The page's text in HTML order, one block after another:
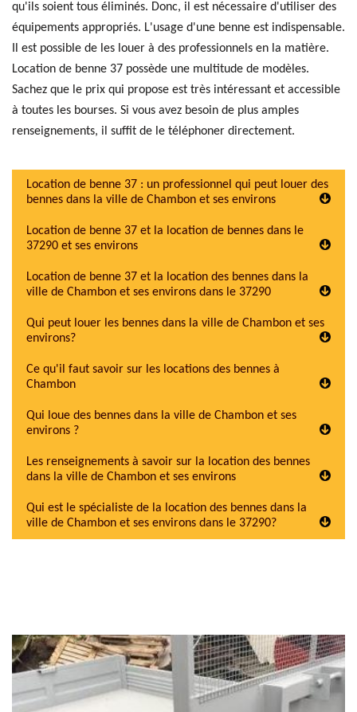
qu'ils soient tous éliminés. Donc, il est nécessaire d'utiliser des
équipements appropriés. L'usage d'une benne est indispensable.
Il est possible de les louer à des professionnels en la matière.
Location de benne 37 possède une multitude de modèles.
Sachez que le prix qui propose est très intéressant et accessible
à toutes les bourses. Si vous avez besoin de plus amples
renseignements, il suffit de le téléphoner directement.
Location de benne 37 : un professionnel qui peut louer des
bennes dans la ville de Chambon et ses environs
Location de benne 37 et la location de bennes dans le
37290 et ses environs
Location de benne 37 et la location des bennes dans la
ville de Chambon et ses environs dans le 37290
Qui peut louer les bennes dans la ville de Chambon et ses
environs?
Ce qu'il faut savoir sur les locations des bennes à
Chambon
Qui loue des bennes dans la ville de Chambon et ses
environs ?
Les renseignements à savoir sur la location des bennes
dans la ville de Chambon et ses environs
Qui est le spécialiste de la location des bennes dans la
ville de Chambon et ses environs dans le 37290?